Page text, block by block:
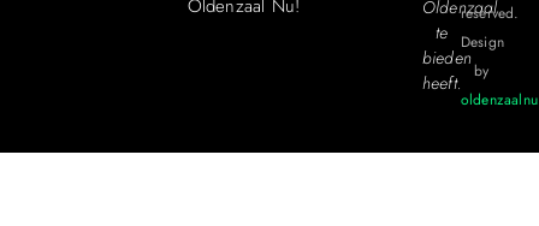
Oldenzaal Nu!
Oldenzaal
te
bieden
heeft.
reserved.
Design
by